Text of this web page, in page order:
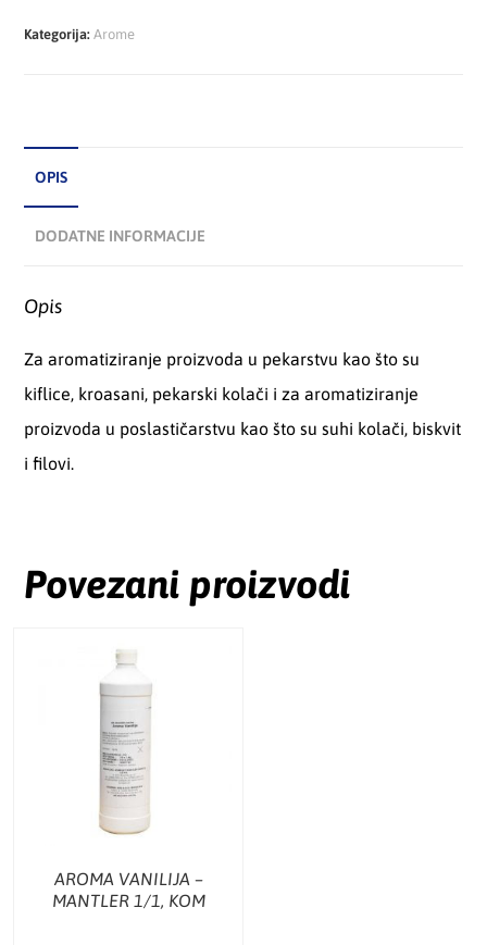
Kategorija:Arome
OPIS
DODATNE INFORMACIJE
Opis
Za aromatiziranje proizvoda u pekarstvu kao što su
kiflice, kroasani, pekarski kolači i za aromatiziranje
proizvoda u poslastičarstvu kao što su suhi kolači, biskvit
i filovi.
Povezani proizvodi
AROMA VANILIJA –
MANTLER 1/1, KOM